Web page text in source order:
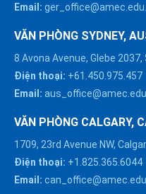
Email:
VĂN PHÒNG SYDNEY,
8 Avona Avenue, Glebe
Điện thoại: +61.450.975.457
Email:
VĂN PHÒNG CALGARY,
1709, 23rd Avenue NW,
Điện thoại: +1.825.365.6044
Email: